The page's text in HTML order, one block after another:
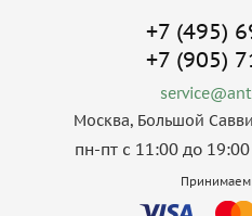
+7 (495)
+7 (905)
Москва, Большой
пн-пт с 11:00 до
Принимаем